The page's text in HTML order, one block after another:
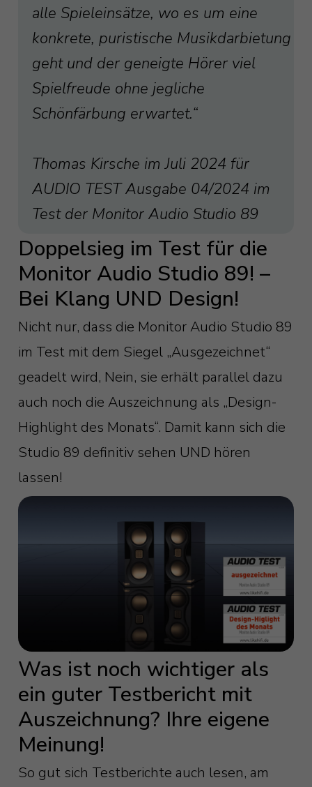
alle Spieleinsätze, wo es um eine
konkrete, puristische Musikdarbietung
geht und der geneigte Hörer viel
Spielfreude ohne jegliche
Schönfärbung erwartet.“
Thomas Kirsche im Juli 2024 für
AUDIO TEST Ausgabe 04/2024 im
Test der Monitor Audio Studio 89
Doppelsieg im Test für die
Monitor Audio Studio 89! –
Bei Klang UND Design!
Nicht nur, dass die Monitor Audio Studio 89
im Test mit dem Siegel „Ausgezeichnet“
geadelt wird, Nein, sie erhält parallel dazu
auch noch die Auszeichnung als „Design-
Highlight des Monats“. Damit kann sich die
Studio 89 definitiv sehen UND hören
lassen!
Was ist noch wichtiger als
ein guter Testbericht mit
Auszeichnung? Ihre eigene
Meinung!
So gut sich Testberichte auch lesen, am